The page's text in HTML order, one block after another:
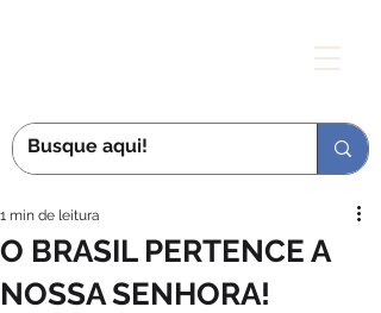
O BRASIL PERTENCE A
NOSSA SENHORA!
1 min de leitura